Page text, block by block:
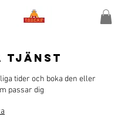
tjänst
tider och boka den eller
passar dig